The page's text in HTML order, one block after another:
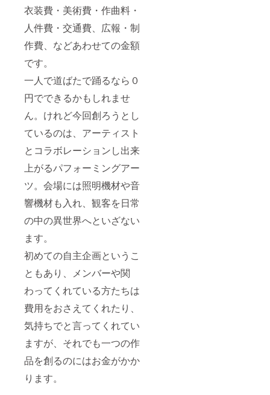
衣装費・美術費・作曲料・
人件費・交通費、広報・制
作費、などあわせての金額
です。
一人で道ばたで踊るなら０
円でできるかもしれませ
ん。けれど今回創ろうとし
ているのは、アーティスト
とコラボレーションし出来
上がるパフォーミングアー
ツ。会場には照明機材や音
響機材も入れ、観客を日常
の中の異世界へといざない
ます。
初めての自主企画というこ
ともあり、メンバーや関
わってくれている方たちは
費用をおさえてくれたり、
気持ちでと言ってくれてい
ますが、それでも一つの作
品を創るのにはお金がかか
ります。